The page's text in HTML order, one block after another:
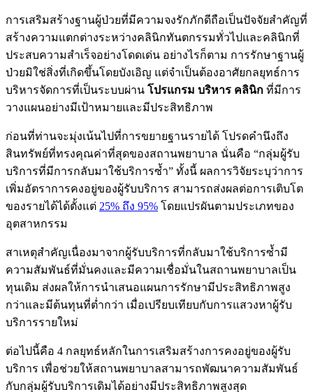
การเสริมสร้างฐานผู้ป่วยที่มีความจงรักภักดีถือเป็นปัจจัยสำคัญที่
สร้างความแตกต่างระหว่างคลินิกทันตกรรมทั่วไปและคลินิกที่
ประสบความสำเร็จอย่างโดดเด่น อย่างไรก็ตาม การรักษาฐานผู้
ป่วยมิใช่สิ่งที่เกิดขึ้นโดยบังเอิญ แต่จำเป็นต้องอาศัยกลยุทธ์การ
บริหารจัดการที่เป็นระบบผ่าน โปรแกรม บริหาร คลินิก ที่มีการ
วางแผนอย่างมีเป้าหมายและมีประสิทธิภาพ
ก่อนที่ท่านจะมุ่งเน้นไปที่การขยายฐานรายได้ โปรดคำนึงถึง
สินทรัพย์ที่ทรงคุณค่าที่สุดของสถานพยาบาล นั่นคือ “กลุ่มผู้รับ
บริการที่มีการกลับมาใช้บริการซ้ำ” ทั้งนี้ ผลการวิจัยระบุว่าการ
เพิ่มอัตราการคงอยู่ของผู้รับบริการ สามารถส่งผลต่อการเติบโต
ของรายได้ได้ตั้งแต่ 25% ถึง 95% โดยแปรผันตามประเภทของ
อุตสาหกรรม
สาเหตุสำคัญเนื่องมาจากผู้รับบริการที่กลับมาใช้บริการซ้ำมี
ความสัมพันธ์ที่มั่นคงและมีความเชื่อมั่นในสถานพยาบาลเป็น
ทุนเดิม ส่งผลให้การนำเสนอแผนการรักษามีประสิทธิภาพสูง
กว่าและมีต้นทุนที่ต่ำกว่า เมื่อเปรียบเทียบกับการแสวงหาผู้รับ
บริการรายใหม่
ต่อไปนี้คือ 4 กลยุทธ์หลักในการเสริมสร้างการคงอยู่ของผู้รับ
บริการ เพื่อช่วยให้สถานพยาบาลสามารถพัฒนาความสัมพันธ์
กับกลุ่มผู้รับบริการเดิมได้อย่างมีประสิทธิภาพสูงสุด